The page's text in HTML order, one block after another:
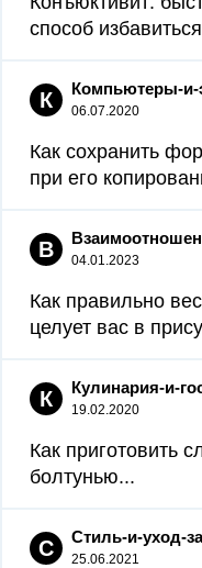
способ
К Компьютеры-и-
06.07.2020
Как сохранить
при его
В 04.01.2023
Как правильно
целует вас в
К Кулинария-и-
19.02.2020
Как приготовить
болтунью...
С Стиль-и-уход-
25.06.2021